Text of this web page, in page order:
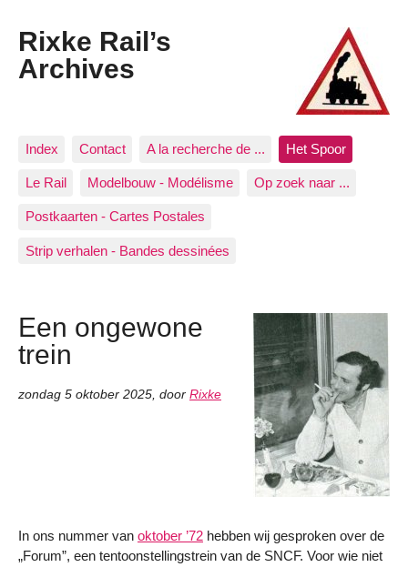
Rixke Rail’s
Archives
Index Contact A la recherche de ... Het Spoor
Le Rail Modelbouw - Modélisme Op zoek naar ...
Postkaarten - Cartes Postales
Strip verhalen - Bandes dessinées
Een ongewone
trein
zondag 5 oktober 2025, door Rixke
In ons nummer van oktober ’72 hebben wij gesproken over de
„Forum”, een tentoonstellingstrein van de SNCF. Voor wie niet